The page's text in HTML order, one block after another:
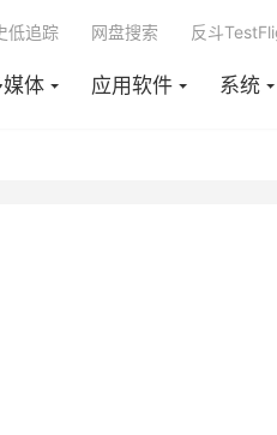
媒体 应用软件 系统
低追踪 网盘搜索 反斗